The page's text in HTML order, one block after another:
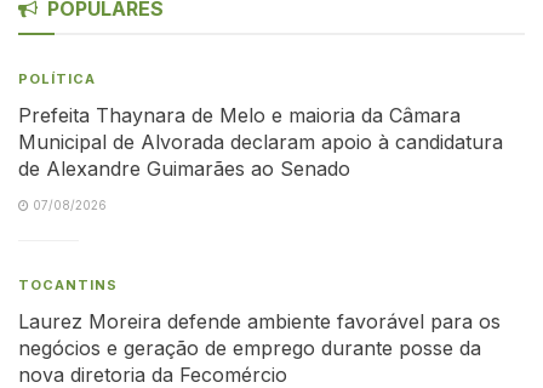
POPULARES
POLÍTICA
Prefeita Thaynara de Melo e maioria da Câmara
Municipal de Alvorada declaram apoio à candidatura
de Alexandre Guimarães ao Senado
07/08/2026
TOCANTINS
Laurez Moreira defende ambiente favorável para os
negócios e geração de emprego durante posse da
nova diretoria da Fecomércio